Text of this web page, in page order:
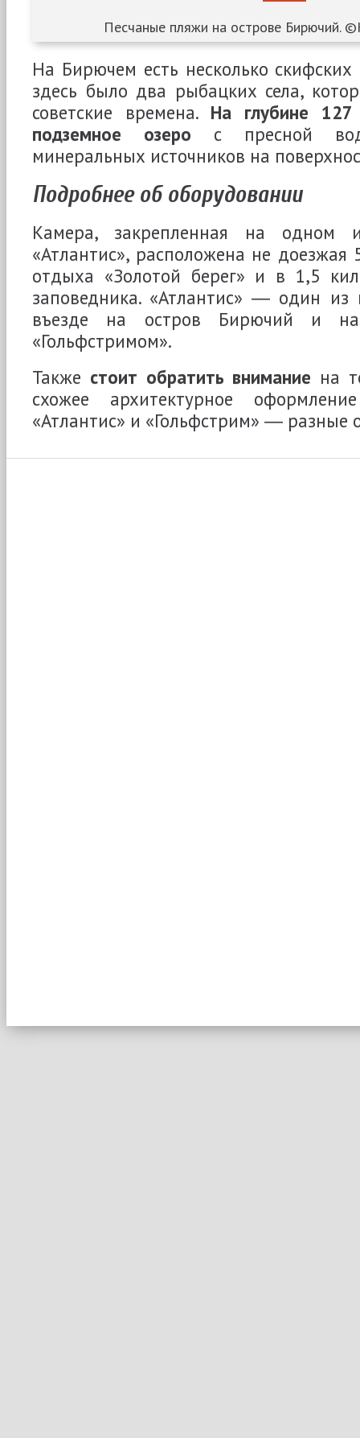
Песчаные пляжи на острове Бирючий.
На Бирючем есть несколько
здесь было два рыбацких села,
советские времена. На глубине 127
подземное озеро с пресной
минеральных источников на
Подробнее об оборудовании
Камера, закрепленная на одном
«Атлантис», расположена не
отдыха «Золотой берег» и в 1,5
заповедника. «Атлантис» ― один из
въезде на остров Бирючий и
«Гольфстримом».
Также стоит обратить внимание на
схожее архитектурное
«Атлантис» и «Гольфстрим» ― разные